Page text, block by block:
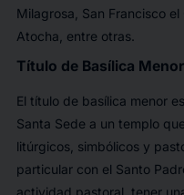
Milagrosa, San Francisco
Atocha, entre otras.
Título de Basílica Menor
El título de basílica menor
Santa Sede a un templo
litúrgicos, simbólicos y
particular con el Santo
actividad pastoral, tener